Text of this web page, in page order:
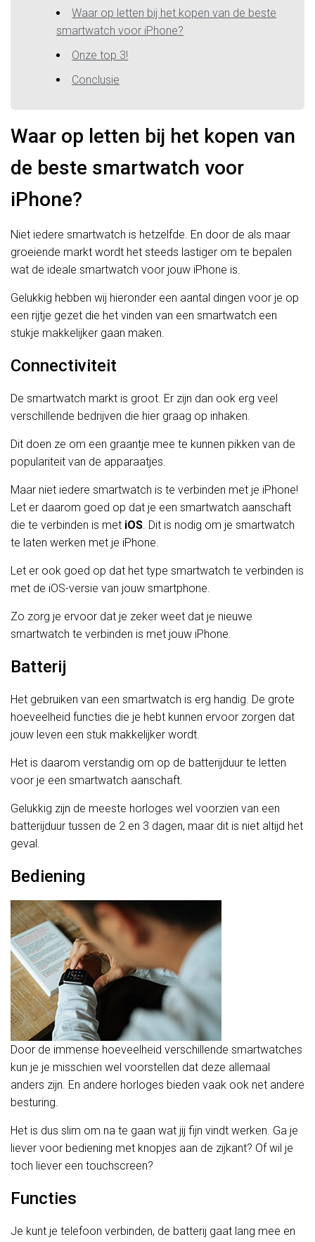
Waar op letten bij het kopen van de beste
smartwatch voor iPhone?
Onze top 3!
Conclusie
Waar op letten bij het kopen van
de beste smartwatch voor
iPhone?
Niet iedere smartwatch is hetzelfde. En door de als maar
groeiende markt wordt het steeds lastiger om te bepalen
wat de ideale smartwatch voor jouw iPhone is.
Gelukkig hebben wij hieronder een aantal dingen voor je op
een rijtje gezet die het vinden van een smartwatch een
stukje makkelijker gaan maken.
Connectiviteit
De smartwatch markt is groot. Er zijn dan ook erg veel
verschillende bedrijven die hier graag op inhaken.
Dit doen ze om een graantje mee te kunnen pikken van de
populariteit van de apparaatjes.
Maar niet iedere smartwatch is te verbinden met je iPhone!
Let er daarom goed op dat je een smartwatch aanschaft
die te verbinden is met iOS. Dit is nodig om je smartwatch
te laten werken met je iPhone.
Let er ook goed op dat het type smartwatch te verbinden is
met de iOS-versie van jouw smartphone.
Zo zorg je ervoor dat je zeker weet dat je nieuwe
smartwatch te verbinden is met jouw iPhone.
Batterij
Het gebruiken van een smartwatch is erg handig. De grote
hoeveelheid functies die je hebt kunnen ervoor zorgen dat
jouw leven een stuk makkelijker wordt.
Het is daarom verstandig om op de batterijduur te letten
voor je een smartwatch aanschaft.
Gelukkig zijn de meeste horloges wel voorzien van een
batterijduur tussen de 2 en 3 dagen, maar dit is niet altijd het
geval.
Bediening
Door de immense hoeveelheid verschillende smartwatches
kun je je misschien wel voorstellen dat deze allemaal
anders zijn. En andere horloges bieden vaak ook net andere
besturing.
Het is dus slim om na te gaan wat jij fijn vindt werken. Ga je
liever voor bediening met knopjes aan de zijkant? Of wil je
toch liever een touchscreen?
Functies
Je kunt je telefoon verbinden, de batterij gaat lang mee en